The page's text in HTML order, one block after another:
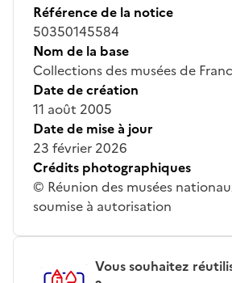
Référence de la notice
50350145584
Nom de la base
Collections des musées de
Date de création
11 août 2005
Date de mise à jour
23 février 2026
Crédits photographiques
© Réunion des musées
soumise à autorisation
Vous souhaitez